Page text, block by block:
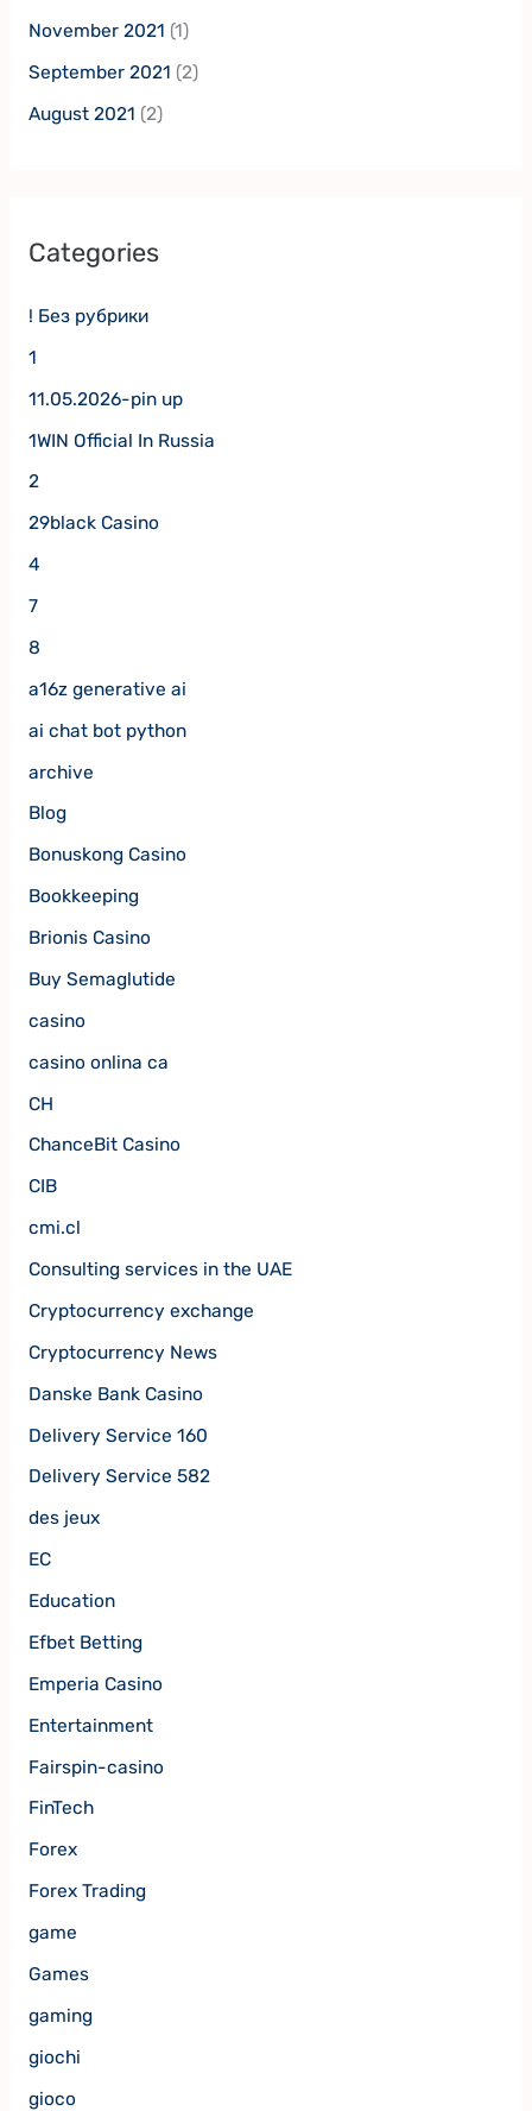
November 2021 (1)
September 2021 (2)
August 2021 (2)
Categories
! Без рубрики
1
11.05.2026-pin up
1WIN Official In Russia
2
29black Casino
4
7
8
a16z generative ai
ai chat bot python
archive
Blog
Bonuskong Casino
Bookkeeping
Brionis Casino
Buy Semaglutide
casino
casino onlina ca
CH
ChanceBit Casino
CIB
cmi.cl
Consulting services in the UAE
Cryptocurrency exchange
Cryptocurrency News
Danske Bank Casino
Delivery Service 160
Delivery Service 582
des jeux
EC
Education
Efbet Betting
Emperia Casino
Entertainment
Fairspin-casino
FinTech
Forex
Forex Trading
game
Games
gaming
giochi
gioco